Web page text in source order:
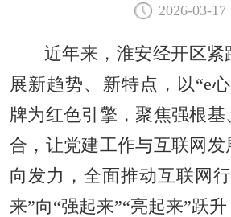
2026-03-17
近年来，淮安经开区紧
展新趋势、新特点，以“e
牌为红色引擎，聚焦强根
合，让党建工作与互联网发
向发力，全面推动互联网
来”向“强起来”“亮起来”跃